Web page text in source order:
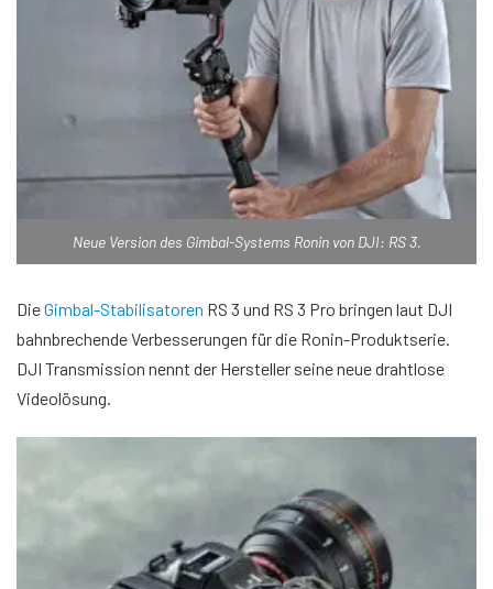
Neue Version des Gimbal-Systems Ronin von DJI: RS 3.
DieGimbal-Stabilisatoren RS 3 und RS 3 Pro bringen laut DJI
bahnbrechende Verbesserungen für die Ronin-Produktserie.
DJI Transmission nennt der Hersteller seine neue drahtlose
Videolösung.